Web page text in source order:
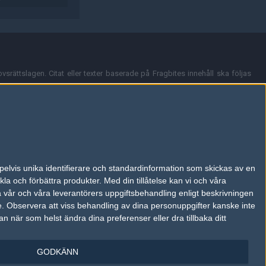
unika identifierare och standardinformation som skickas av en
och förbättra produkter. Med din tillåtelse kan vi och våra
och våra leverantörers uppgiftsbehandling enligt beskrivningen
Observera att viss behandling av dina personuppgifter kanske inte
när som helst ändra dina preferenser eller dra tillbaka ditt
GODKÄNN
Citat eller texter baserade på Fragbites innehåll ska följas
överensstämmer inte nödvändigtvis med Fragbites åsikter.
kan du skicka iväg ett email till
så som t.ex. användarnamn. Cookies sparas även när man deltar i
stänga av cookies i din webbläsares inställningar eller välja att inte
kommunikation som trädde i kraft 25 juli 2003.